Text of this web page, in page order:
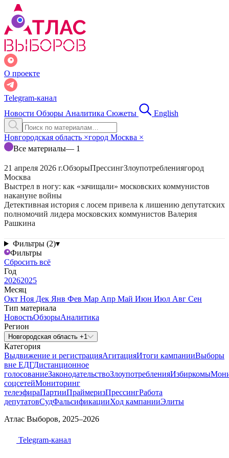
О проекте
Telegram-канал
Новости Обзоры Аналитика Сюжеты English
Новгородская область ×город Москва ×
Все материалы— 1
21 апреля 2026 г.ОбзорыПрессингЗлоупотреблениягород
Москва
Выстрел в ногу: как «зачищали» московских коммунистов
накануне войны
Детективная история с лосем привела к лишению депутатских
полномочий лидера московских коммунистов Валерия
Рашкина
Фильтры (2)▾
Фильтры
Сбросить всё
Год
20262025
Месяц
Окт Ноя Дек Янв Фев Мар Апр Май Июн Июл Авг Сен
Тип материала
НовостьОбзорыАналитика
Регион
Новгородская область +1
Категория
Выдвижение и регистрацияАгитацияИтоги кампанииВыборы
вне ЕДГДистанционное
голосованиеЗаконодательствоЗлоупотребленияИзбиркомы
соцсетейМониторинг
телеэфираПартииПраймеризПрессингРабота
депутатовСудФальсификацииХод кампанииЭлиты
Атлас Выборов, 2025–2026
Telegram-канал